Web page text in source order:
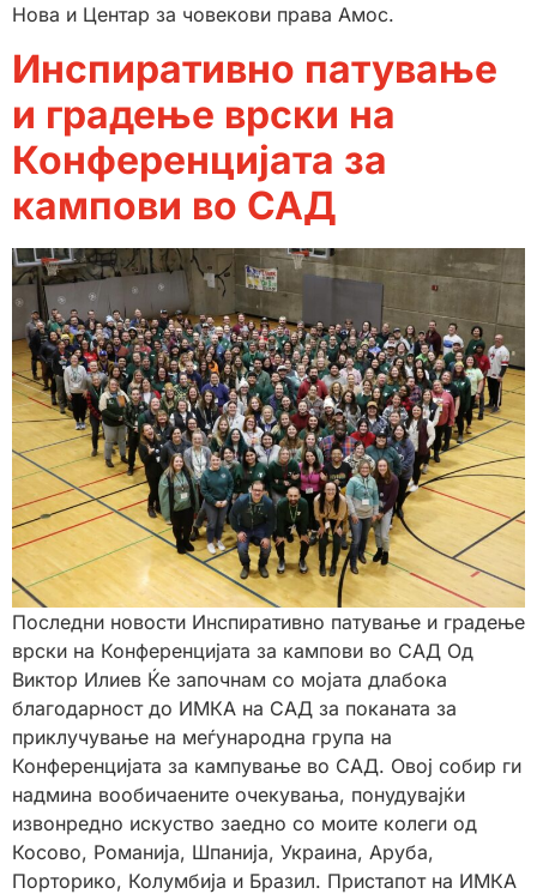
Нова и Центар за човекови права Амос.
Инспиративно патување
и градење врски на
Конференцијата за
кампови во САД
Последни новости Инспиративно патување и градење
врски на Конференцијата за кампови во САД Од
Виктор Илиев Ќе започнам со мојата длабока
благодарност до ИМКА на САД за поканата за
приклучување на меѓународна група на
Конференцијата за кампување во САД. Овој собир ги
надмина вообичаените очекувања, понудувајќи
извонредно искуство заедно со моите колеги од
Косово, Романија, Шпанија, Украина, Аруба,
Порторико, Колумбија и Бразил. Пристапот на ИМКА